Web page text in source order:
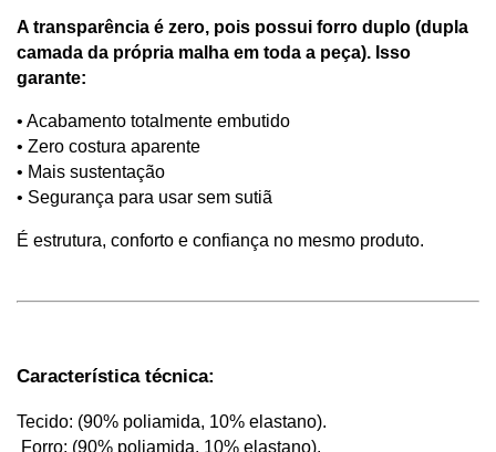
A transparência é zero, pois possui forro duplo (dupla
camada da própria malha em toda a peça). Isso
garante:
• Acabamento totalmente embutido
• Zero costura aparente
• Mais sustentação
• Segurança para usar sem sutiã
É estrutura, conforto e confiança no mesmo produto.
Característica técnica:
Tecido: (90% poliamida, 10% elastano).
Forro: (90% poliamida, 10% elastano).